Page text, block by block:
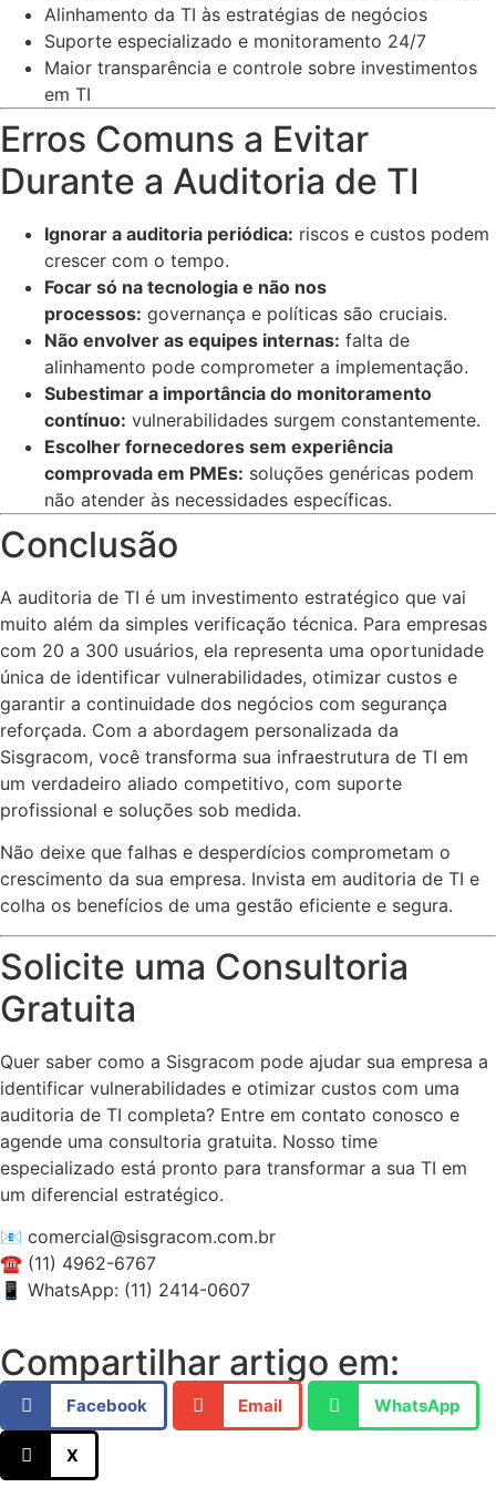
Alinhamento da TI às estratégias de negócios
Suporte especializado e monitoramento 24/7
Maior transparência e controle sobre investimentos
em TI
Erros Comuns a Evitar
Durante a Auditoria de TI
Ignorar a auditoria periódica: riscos e custos podem
crescer com o tempo.
Focar só na tecnologia e não nos
processos: governança e políticas são cruciais.
Não envolver as equipes internas: falta de
alinhamento pode comprometer a implementação.
Subestimar a importância do monitoramento
contínuo: vulnerabilidades surgem constantemente.
Escolher fornecedores sem experiência
comprovada em PMEs: soluções genéricas podem
não atender às necessidades específicas.
Conclusão
A auditoria de TI é um investimento estratégico que vai
muito além da simples verificação técnica. Para empresas
com 20 a 300 usuários, ela representa uma oportunidade
única de identificar vulnerabilidades, otimizar custos e
garantir a continuidade dos negócios com segurança
reforçada. Com a abordagem personalizada da
Sisgracom, você transforma sua infraestrutura de TI em
um verdadeiro aliado competitivo, com suporte
profissional e soluções sob medida.
Não deixe que falhas e desperdícios comprometam o
crescimento da sua empresa. Invista em auditoria de TI e
colha os benefícios de uma gestão eficiente e segura.
Solicite uma Consultoria
Gratuita
Quer saber como a Sisgracom pode ajudar sua empresa a
identificar vulnerabilidades e otimizar custos com uma
auditoria de TI completa? Entre em contato conosco e
agende uma consultoria gratuita. Nosso time
especializado está pronto para transformar a sua TI em
um diferencial estratégico.
📧 comercial@sisgracom.com.br
☎️ (11) 4962-6767
📱 WhatsApp: (11) 2414-0607
Compartilhar artigo em:
Facebook Email WhatsApp
X